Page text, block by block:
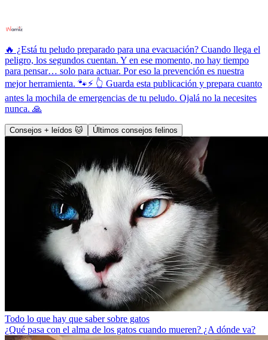
🔥 ¿Está tu peludo preparado para una evacuación? Cuando llega el
peligro, los segundos cuentan. Y en ese momento, no hay tiempo
para pensar… solo para actuar. Por eso la prevención es nuestra
mejor herramienta. 🐾⚡ 👆 Guarda esta publicación y prepara cuanto
antes la mochila de emergencias de tu peludo. Ojalá no la necesites
nunca. 🙏
Consejos + leídos 🐱 Últimos consejos felinos
Todo lo que hay que saber sobre gatos
¿Qué pasa con el alma de los gatos cuando mueren? ¿A dónde va?